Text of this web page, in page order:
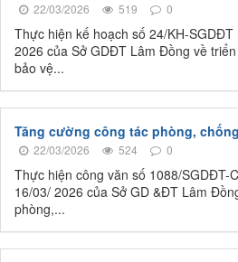
22/03/2026 519 0
Thực hiện kế hoạch số 24/KH-
2026 của Sở GDĐT Lâm Đồng về
bảo vệ...
Tăng cường công tác phòng,
22/03/2026 524 0
Thực hiện công văn số 1088/SGDĐT-
16/03/ 2026 của Sở GD &ĐT Lâm
phòng,...